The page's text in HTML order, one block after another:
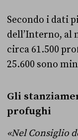
Secondo i dati
dell’Interno, al
circa 61.500
25.600 sono
Gli
profughi
«Nel Consiglio